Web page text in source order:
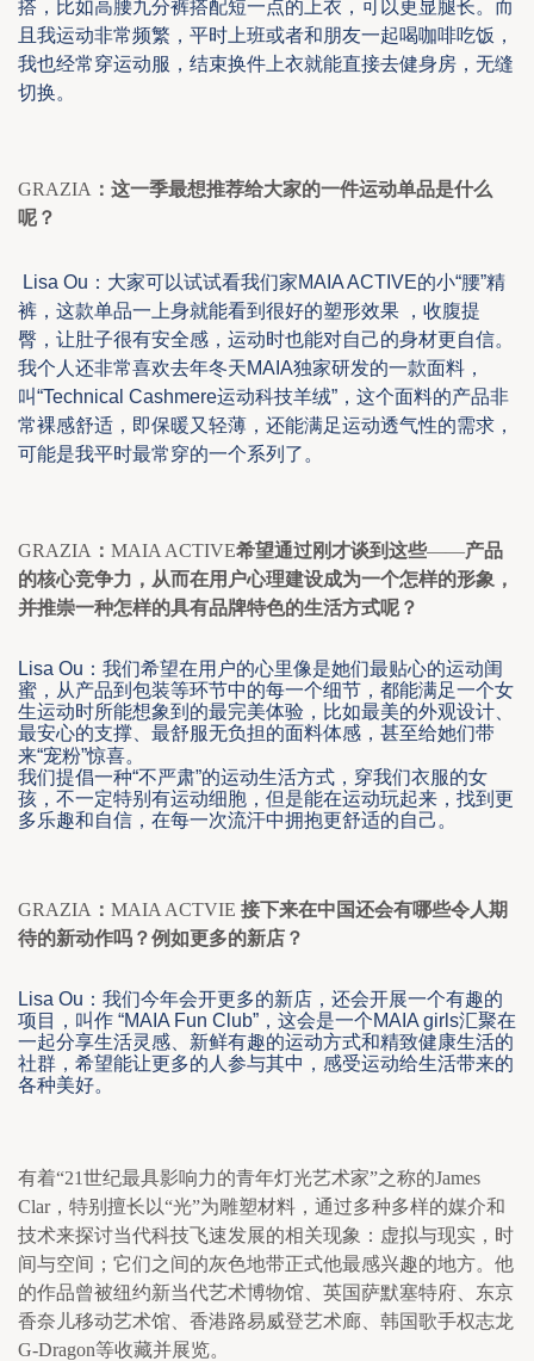
搭， 比如高腰九分裤搭配短一点的上衣，可以更显腿长。 而
且我运动非常频繁，平时上班或者和朋友一起喝咖啡吃饭，
我也经常穿运动服，结束换件上衣就能直接去健身房 ， 无缝
切换。
GRAZIA ：这一季最想推荐给大家的一件运动单品是什么
呢？
Lisa Ou ：大家可以试试看我们家MAIA ACTIVE的小“腰”精
裤， 这款单品一上身就能看到很好的塑形效果
，收腹提
臀，让肚子很有安全感，运动时也能对自己的身材更自信。
我个人还非常喜欢去年冬天MAIA独家研发的一款面料，
叫“Technical Cashmere运动科技羊绒” ，这个面料的产品非
常裸感舒适 ，即保暖又轻薄，还能满足运动透气性的需求，
可能是我平时最常穿的一个系列了。
GRAZIA ： MAIA ACTIVE希望通过刚才谈到这些——产品
的核心竞争力，从而在用户心理建设成为一个怎样的形象，
并推崇一种怎样的具有品牌特色的生活方式呢？
Lisa Ou ：我们希望在用户的心里像是她们最贴心的运动闺
蜜， 从产品到包装等环节中的每一个细节，都能满足一个女
生运动时所能想象到的最完美体验 ，比如最美的外观设计
最安心的支撑、最舒服无负担的面料体感，甚至给她们带
来“宠粉”惊喜。
我们提倡一种“不严肃”的运动生活方式，穿我们衣服的女
孩，不一定特别有运动细胞，但是能在运动玩起来，找到更
多乐趣和自信，在每一次流汗中拥抱更舒适的自己。
GRAZIA ： MAIA ACTVIE 接下来在中国还会有哪些令人期
待的新动作吗？例如更多的新店？
Lisa Ou ： 我们今年会开更多的新店，还会开展一个有趣的
项目，叫作 “MAIA Fun Club” ，这会是一个MAIA girls汇聚在
一起分享生活灵感、 新鲜有趣的运动方式和精致健康生活的
社群，希望能让更多的人参与其中 ，感受运动给生活带来的
各种美好。
有着“21世纪最具影响力的青年灯光艺术家”之称的James
Clar，特别擅长以“光”为雕塑材料，通过多种多样的媒介和
技术来探讨当代科技飞速发展的相关现象：虚拟与现实，时
间与空间；它们之间的灰色地带正式他最感兴趣的地方。他
的作品曾被纽约新当代艺术博物馆、英国萨默塞特府、东京
香奈儿移动艺术馆、香港路易威登艺术廊、韩国歌手权志龙
G-Dragon等收藏并展览。